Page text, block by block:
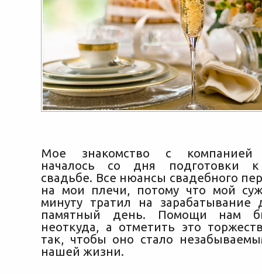
Мое знакомство с компанией
началось со дня подготовки к
свадьбе. Все нюансы свадебного
на мои плечи, потому что мой
минуту тратил на зарабатывание
памятный день. Помощи нам
неоткуда, а отметить это
так, чтобы оно стало
нашей жизни.